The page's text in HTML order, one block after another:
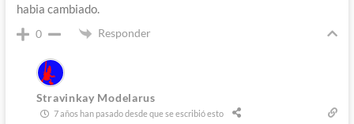
habia cambiado.
0 Responder
Stravinkay Modelarus
7 años han pasado desde que se escribió esto